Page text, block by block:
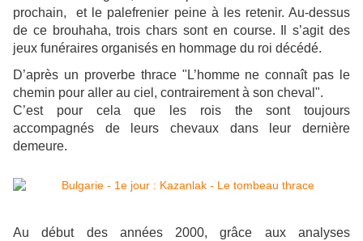
prochain, et le palefrenier peine à les retenir. Au-dessus
de ce brouhaha, trois chars sont en course. Il s’agit des
jeux funéraires organisés en hommage du roi décédé.
D’après un proverbe thrace "L’homme ne connaît pas le
chemin pour aller au ciel, contrairement à son cheval".
C’est pour cela que les rois the sont toujours
accompagnés de leurs chevaux dans leur dernière
demeure.
Au début des années 2000, grâce aux analyses